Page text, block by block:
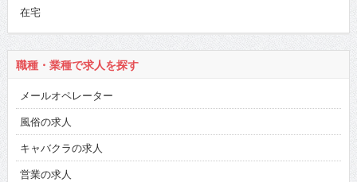
在宅
職種・業種で求人を探す
メールオペレーター
風俗の求人
キャバクラの求人
営業の求人